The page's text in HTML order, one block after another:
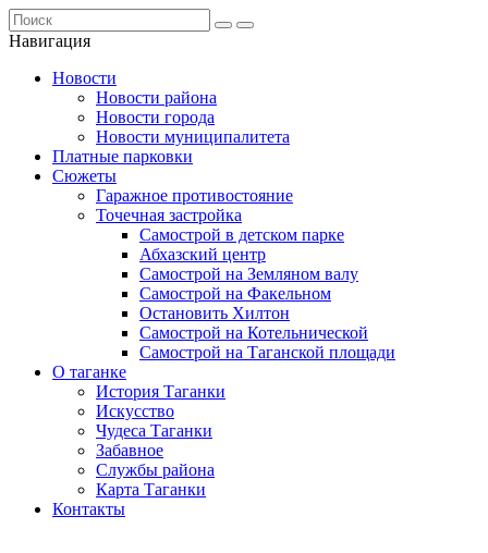
Навигация
Новости
Новости района
Новости города
Новости муниципалитета
Платные парковки
Сюжеты
Гаражное противостояние
Точечная застройка
Самострой в детском парке
Абхазский центр
Самострой на Земляном валу
Самострой на Факельном
Остановить Хилтон
Самострой на Котельнической
Самострой на Таганской площади
О таганке
История Таганки
Искусство
Чудеса Таганки
Забавное
Службы района
Карта Таганки
Контакты